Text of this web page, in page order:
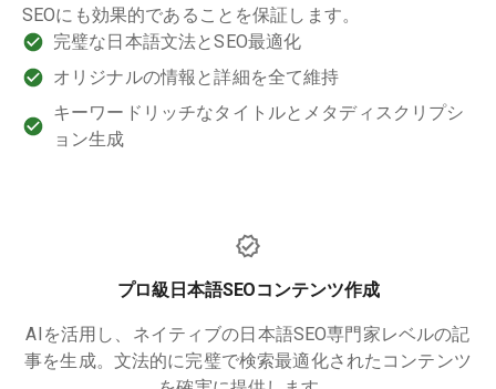
SEOにも効果的であることを保証します。
完璧な日本語文法とSEO最適化
オリジナルの情報と詳細を全て維持
キーワードリッチなタイトルとメタディスクリプシ
ョン生成
プロ級日本語SEOコンテンツ作成
AIを活用し、ネイティブの日本語SEO専門家レベルの記
事を生成。文法的に完璧で検索最適化されたコンテンツ